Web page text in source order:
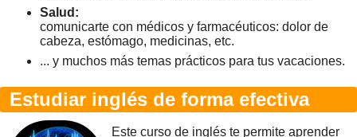
Salud:
comunicarte con médicos y farmacéuticos: dolor de
cabeza, estómago, medicinas, etc.
... y muchos más temas prácticos para tus vacaciones.
Estudiar inglés de forma efectiva
Este curso de inglés te permite aprender